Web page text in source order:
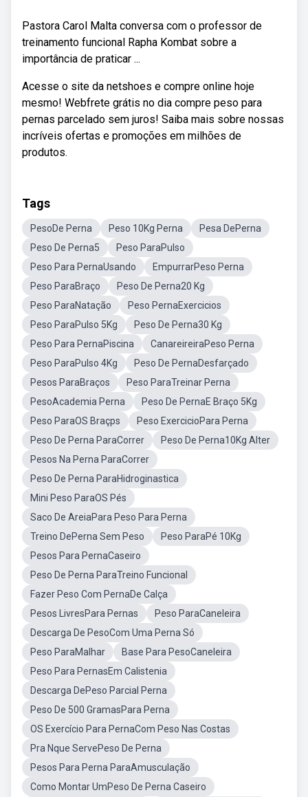
Pastora Carol Malta conversa com o professor de
treinamento funcional Rapha Kombat sobre a
importância de praticar ...
Acesse o site da netshoes e compre online hoje
mesmo! Webfrete grátis no dia compre peso para
pernas parcelado sem juros! Saiba mais sobre nossas
incríveis ofertas e promoções em milhões de
produtos.
Tags
PesoDe Perna Peso 10Kg Perna
Pesa DePerna
Peso De Perna5
Peso ParaPulso
Peso Para PernaUsando
EmpurrarPeso Perna
Peso ParaBraço
Peso De Perna20 Kg
Peso ParaNatação
Peso PernaExercicios
Peso ParaPulso 5Kg
Peso De Perna30 Kg
Peso Para PernaPiscina
CanareireiraPeso Perna
Peso ParaPulso 4Kg
Peso De PernaDesfarçado
Pesos ParaBraços
Peso ParaTreinar Perna
PesoAcademia Perna
Peso De PernaE Braço 5Kg
Peso ParaOS Braçps
Peso ExercicioPara Perna
Peso De Perna ParaCorrer
Peso De Perna10Kg Alter
Pesos Na Perna ParaCorrer
Peso De Perna ParaHidroginastica
Mini Peso ParaOS Pés
Saco De AreiaPara Peso Para Perna
Treino DePerna Sem Peso
Peso ParaPé 10Kg
Pesos Para PernaCaseiro
Peso De Perna ParaTreino Funcional
Fazer Peso Com PernaDe Calça
Pesos LivresPara Pernas
Peso ParaCaneleira
Descarga De PesoCom Uma Perna Só
Peso ParaMalhar
Base Para PesoCaneleira
Peso Para PernasEm Calistenia
Descarga DePeso Parcial Perna
Peso De 500 GramasPara Perna
OS Exercício Para PernaCom Peso Nas Costas
Pra Nque ServePeso De Perna
Pesos Para Perna ParaAmusculação
Como Montar UmPeso De Perna Caseiro